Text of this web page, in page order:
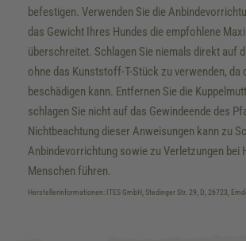
befestigen. Verwenden Sie die
das Gewicht Ihres Hundes die empfohlene
überschreitet. Schlagen Sie niemals direkt auf
ohne das Kunststoff-T-Stück zu verwenden, da
beschädigen kann. Entfernen Sie die
schlagen Sie nicht auf das Gewindeende des
Nichtbeachtung dieser Anweisungen kann zu
Anbindevorrichtung sowie zu Verletzungen bei
Menschen führen.
Herstellerinformationen: ITES GmbH, Stedinger Str. 29, D, 26723,